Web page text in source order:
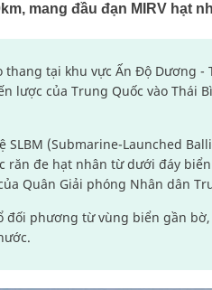
mang đầu đạn MIRV hạt
tại khu vực Ấn Độ Dương
lược của Trung Quốc vào Thái
SLBM (Submarine-Launched
răn đe hạt nhân từ dưới đáy
Quân Giải phóng Nhân dân
đối phương từ vùng biển gần bờ,